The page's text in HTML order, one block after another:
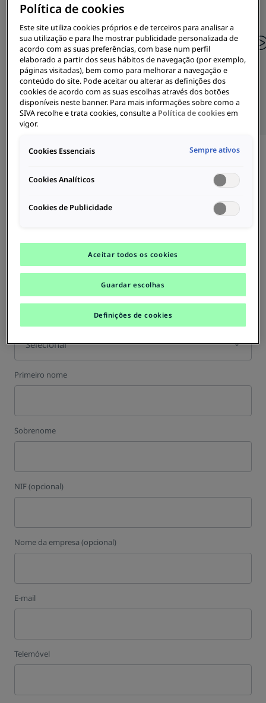
Nos carregadores ELLI (ID. Charger), o número
de série encontra-se na parte inferior do
equipamento, na zona de saída do cabo de
carregamento.
Nos carregadores ETREL (MOON INCH), o
número de série encontra-se na portinhola de
serviço, acima do QR code.
para pedidos de assistência
Pessoa de Contacto
Selecionar
Primeiro nome
Sobrenome
NIF (opcional)
Nome da empresa (opcional)
E-mail
Telemóvel
Política de cookies
Este site utiliza cookies próprios e de terceiros para analisar a
sua utilização e para lhe mostrar publicidade personalizada de
acordo com as suas preferências, com base num perfil
elaborado a partir dos seus hábitos de navegação (por exemplo,
páginas visitadas), bem como para melhorar a navegação e
conteúdo do site. Pode aceitar ou alterar as definições dos
cookies de acordo com as suas escolhas através dos botões
disponíveis neste banner. Para mais informações sobre como a
SIVA recolhe e trata cookies, consulte a Política de cookiesem
vigor.
Cookies Essenciais Sempre ativos
Cookies Analíticos
Cookies de Publicidade
Aceitar todos os cookies
Guardar escolhas
Definições de cookies